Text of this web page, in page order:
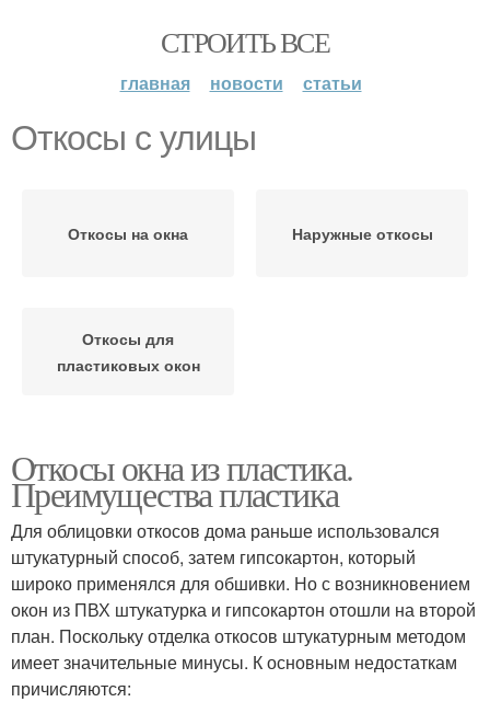
СТРОИТЬ ВСЕ
главная новости статьи
Откосы с улицы
Откосы на окна Наружные откосы
Откосы для
пластиковых окон
Откосы окна из пластика.
Преимущества пластика
Для облицовки откосов дома раньше использовался
штукатурный способ, затем гипсокартон, который
широко применялся для обшивки. Но с возникновением
окон из ПВХ штукатурка и гипсокартон отошли на второй
план. Поскольку отделка откосов штукатурным методом
имеет значительные минусы. К основным недостаткам
причисляются: